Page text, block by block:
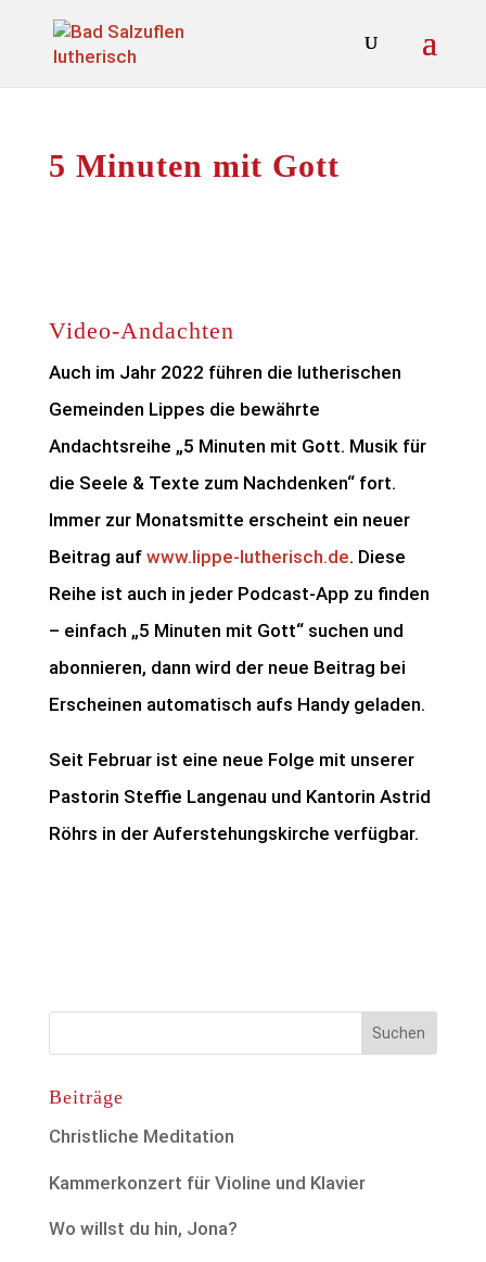
5 Minuten mit Gott
Video-Andachten
Auch im Jahr 2022 führen die lutherischen
Gemeinden Lippes die bewährte
Andachtsreihe „5 Minuten mit Gott. Musik für
die Seele & Texte zum Nachdenken“ fort.
Immer zur Monatsmitte erscheint ein neuer
Beitrag auf www.lippe-lutherisch.de. Diese
Reihe ist auch in jeder Podcast-App zu finden
– einfach „5 Minuten mit Gott“ suchen und
abonnieren, dann wird der neue Beitrag bei
Erscheinen automatisch aufs Handy geladen.
Seit Februar ist eine neue Folge mit unserer
Pastorin Steffie Langenau und Kantorin Astrid
Röhrs in der Auferstehungskirche verfügbar.
Beiträge
Christliche Meditation
Kammerkonzert für Violine und Klavier
Wo willst du hin, Jona?